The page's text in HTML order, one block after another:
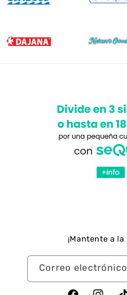
¡Mantente a
Correo electrónico